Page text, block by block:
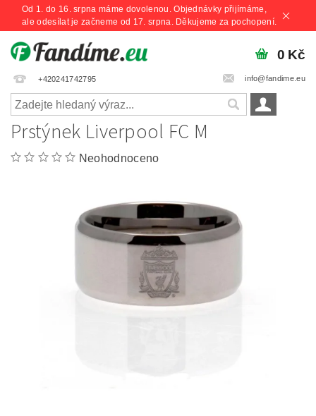
Od 1. do 16. srpna máme dovolenou. Objednávky přijímáme,
ale odesílat je začneme od 17. srpna. Děkujeme za pochopení.
+420241742795 info@fandime.eu
0 Kč
Prstýnek Liverpool FC M
Neohodnoceno